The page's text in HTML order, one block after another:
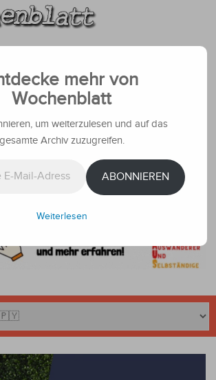
mehr von
Wochenblatt
um weiterzulesen und auf das
gesamte Archiv zuzugreifen.
ABONNIEREN
Weiterlesen